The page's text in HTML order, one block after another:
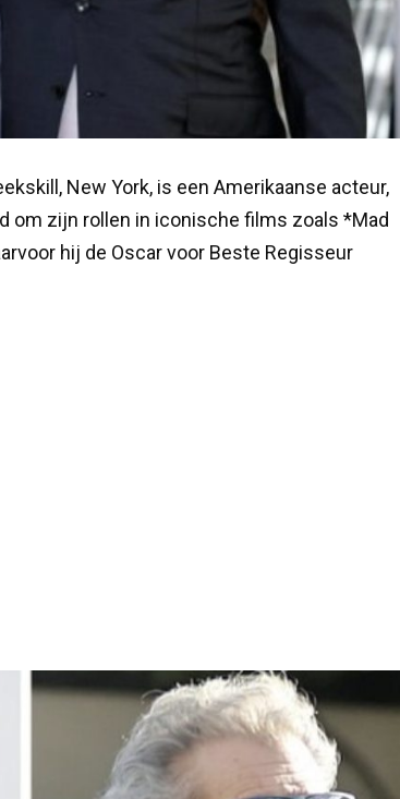
New York, is een Amerikaanse acteur,
om zijn rollen in iconische films zoals *Mad
hij de Oscar voor Beste Regisseur